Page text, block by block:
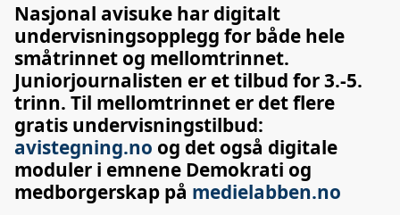
Nasjonal avisuke har digitalt
undervisningsopplegg for både hele
småtrinnet og mellomtrinnet.
Juniorjournalisten er et tilbud for 3.-5.
trinn. Til mellomtrinnet er det flere
gratis undervisningstilbud:
avistegning.no og det også digitale
moduler i emnene Demokrati og
medborgerskap på medielabben.no